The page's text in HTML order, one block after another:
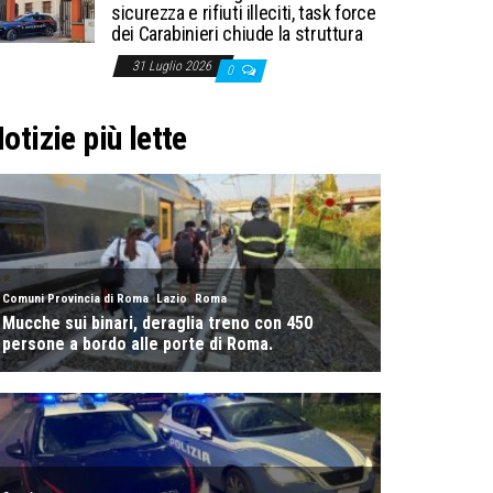
sicurezza e rifiuti illeciti, task force
dei Carabinieri chiude la struttura
31 Luglio 2026 0
più lette